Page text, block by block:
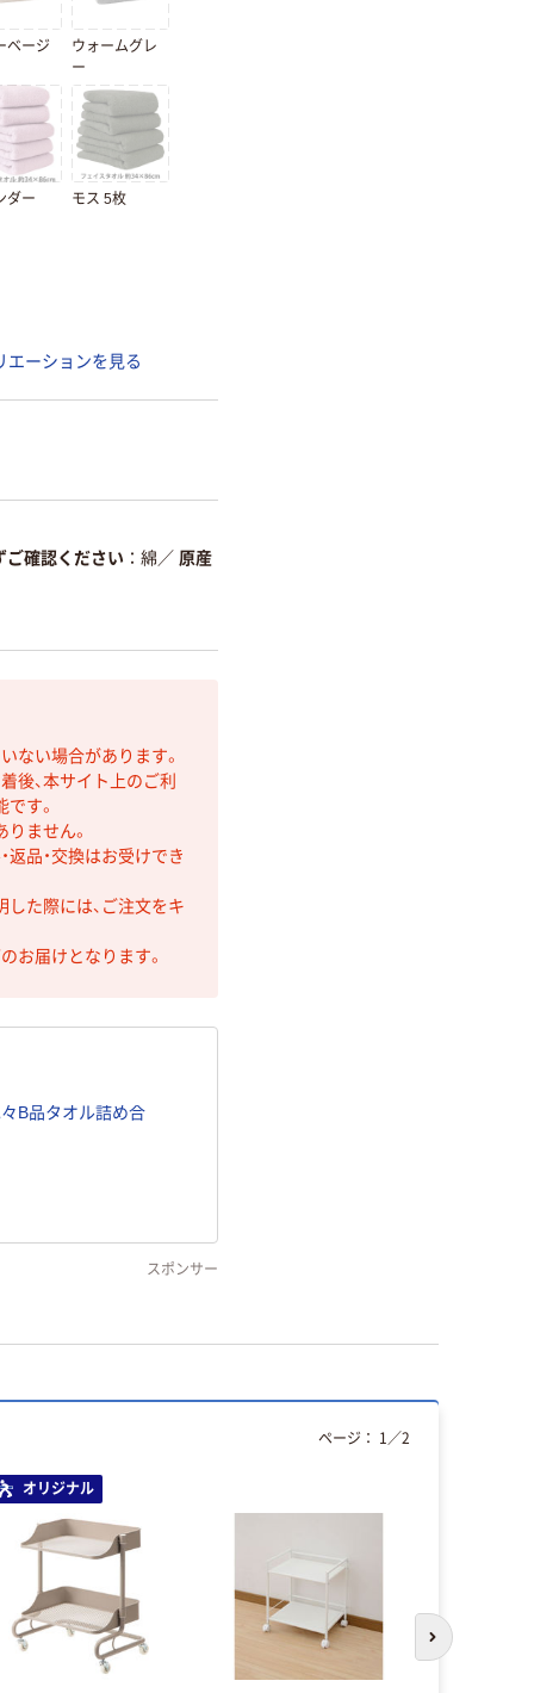
ベージ
ウォームグレ
ー
ダー モス 5枚
エーションを見る
確認ください 綿 ／ 原産
ない場合があります。
後、本サイト上のご利
す。
ません。
返品・交換はお受けでき
た際には、ご注文をキ
お届けとなります。
々B品タオル詰め合
スポンサー
オリジナル
ページ： 1 ／2
次のスライド